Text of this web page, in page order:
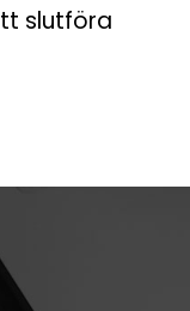
slutföra